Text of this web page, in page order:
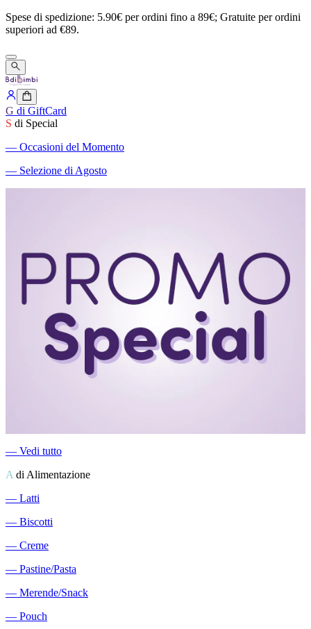
Spese di spedizione: 5.90€ perordini fino a 89€; Gratuite perordini
superiori ad €89.
G di GiftCard
S di Special
― Occasioni del Momento
― Selezione di Agosto
― Vedi tutto
A di Alimentazione
― Latti
― Biscotti
― Creme
― Pastine/Pasta
― Merende/Snack
― Pouch